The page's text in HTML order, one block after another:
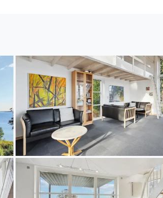
die historischen Stätten und
Sie sich in der hauseigenen
stark ab.